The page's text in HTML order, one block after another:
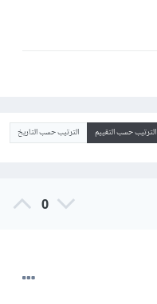
الترتيب حسب التقييم الترتيب حسب التاريخ
0